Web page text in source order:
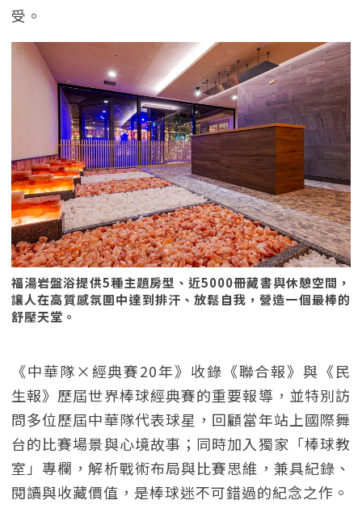
受。
福湯岩盤浴提供5種主題房型、近5000冊藏書與休憩空間，
讓人在高質感氛圍中達到排汗、放鬆自我，營造一個最棒的
舒壓天堂。
《中華隊×經典賽20年》收錄《聯合報》與《民
生報》歷屆世界棒球經典賽的重要報導，並特別訪
問多位歷屆中華隊代表球星，回顧當年站上國際舞
台的比賽場景與心境故事；同時加入獨家「棒球教
室」專欄，解析戰術布局與比賽思維，兼具紀錄、
閱讀與收藏價值，是棒球迷不可錯過的紀念之作。